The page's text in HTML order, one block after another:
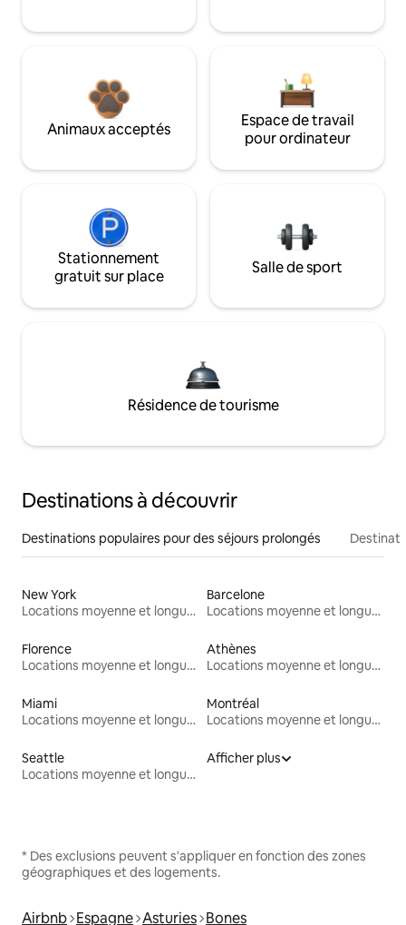
Animaux acceptés
Espace de travail
pour ordinateur
Stationnement
gratuit sur place
Salle de sport
Résidence de tourisme
Destinations à découvrir
Destinations populaires pour des séjours prolongés
New York
Locations moyenne et longue durée
Barcelone
Locations moyenne et longue durée
Florence
Locations moyenne et longue durée
Athènes
Locations moyenne et longue durée
Miami
Locations moyenne et longue durée
Montréal
Locations moyenne et longue durée
Seattle
Locations moyenne et longue durée
Afficher plus
* Des exclusions peuvent s'appliquer en fonction des zones
géographiques et des logements.
Airbnb Espagne Asturies Bones